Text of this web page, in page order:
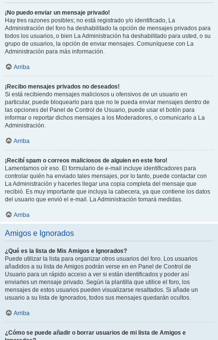
¡No puedo enviar un mensaje privado!
Hay tres razones posibles; no está registrado y/o identificado, La
Administración del foro ha deshabilitado la opción de mensajes privados para
todos los usuarios, o bien La Administración ha deshabilitado para usted, o su
grupo de usuarios, la opción de enviar mensajes. Comuníquese con La
Administración para más información.
Arriba
¡Recibo mensajes privados no deseados!
Si está recibiendo mensajes maliciosos u ofensivos de un usuario en
particular, puede bloquearlo para que no le pueda enviar mensajes dentro de
las opciones del Panel de Control de Usuario, puede usar el botón para
informar o reportar dichos mensajes a los Moderadores, o comunicarlo a La
Administración.
Arriba
¡Recibí spam o correos maliciosos de alguien en este foro!
Lamentamos oír eso. El formulario de e-mail incluye identificadores para
controlar quién ha enviado tales mensajes, por lo tanto, puede contactar con
La Administración y hacerles llegar una copia completa del mensaje que
recibió. Es muy importante que incluya la cabecera, ya que contiene los datos
del usuario que envió el e-mail. La Administración tomará medidas.
Arriba
Amigos e Ignorados
¿Qué es la lista de Mis Amigos e Ignorados?
Puede utilizar la lista para organizar otros usuarios del foro. Los usuarios
añadidos a su lista de Amigos podrán verse en en Panel de Control de
Usuario para un rápido acceso a ver si están identificados y poder así
enviarles un mensaje privado. Según la plantilla que utilice el foro, los
mensajes de estos usuarios pueden visualizarse resaltados. Si añade un
usuario a su lista de Ignorados, todos sus mensajes quedarán ocultos.
Arriba
¿Cómo se puede añadir o borrar usuarios de mi lista de Amigos e